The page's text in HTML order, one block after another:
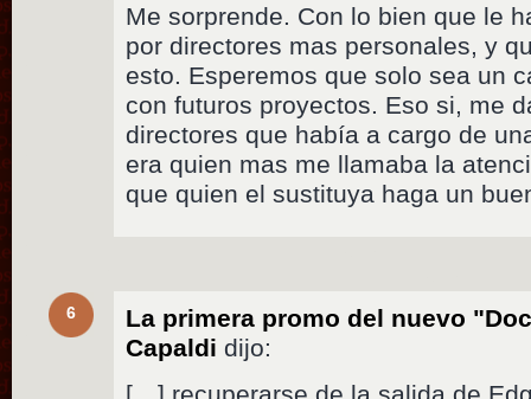
Me sorprende. Con lo bien que le
por directores mas personales, y
esto. Esperemos que solo sea un
con futuros proyectos. Eso si, me
directores que había a cargo de
era quien mas me llamaba la
que quien el sustituya haga un
6
La primera promo del nuevo
Capaldi dijo:
[…] recuperarse de la salida de